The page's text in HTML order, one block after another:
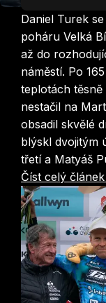
Daniel Turek
poháru Velká
až do
náměstí. Po
teplotách
nestačil na
obsadil skvělé
blýskl dvojitým
třetí a Matyáš
Číst celý